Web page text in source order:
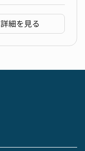
詳細を見る